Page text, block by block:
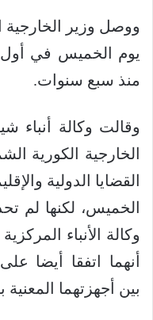
ووصل وزير الخارجية
يوم الخميس في أول
منذ سبع سنوات.
وقالت وكالة أنباء
الخارجية الكورية
القضايا الدولية
الخميس، لكنها لم
وكالة الأنباء
أنهما اتفقا أيضا
بين أجهزتهما